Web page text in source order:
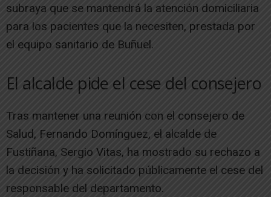
subraya que se mantendrá la atención domiciliaria
para los pacientes que la necesiten, prestada por
el equipo sanitario de Buñuel.
El alcalde pide el cese del consejero
Tras mantener una reunión con el consejero de
Salud, Fernando Domínguez, el alcalde de
Fustiñana, Sergio Vitas, ha mostrado su rechazo a
la decisión y ha solicitado públicamente el cese del
responsable del departamento.